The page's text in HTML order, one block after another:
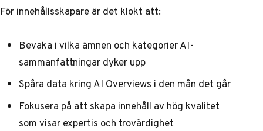
För innehållsskapare är det klokt att:
Bevaka i vilka ämnen och kategorier AI-
sammanfattningar dyker upp
Spåra data kring AI Overviews i den mån det går
Fokusera på att skapa innehåll av hög kvalitet
som visar expertis och trovärdighet